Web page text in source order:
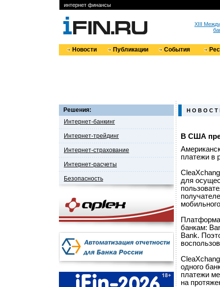
интернет финансы
XIII
Новости Публикации События
Решения:
Интернет-банкинг
Интернет-трейдинг
Интернет-страхование
Интернет-расчеты
Безопасность
Н О В О С Т
В США
платежи в
для
банкам:
Bank.
одного
платежи
на